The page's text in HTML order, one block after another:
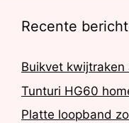
Recente
Buikvet
Tunturi HG60
Platte loopband